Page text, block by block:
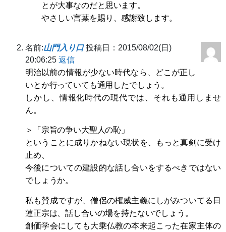
とが大事なのだと思います。
やさしい言葉を賜り、感謝致します。
名前:山門入り口 投稿日：2015/08/02(日)
20:06:25 返信
明治以前の情報が少ない時代なら、どこが正し
いとか行っていても通用したでしょう。
しかし、情報化時代の現代では、それも通用しませ
ん。
＞「宗旨の争い大聖人の恥」
ということに成りかねない現状を、もっと真剣に受け
止め、
今後についての建設的な話し合いをするべきではない
でしょうか。
私も賛成ですが、僧侶の権威主義にしがみついてる日
蓮正宗は、話し合いの場を持たないでしょう。
創価学会にしても大乗仏教の本来起こった在家主体の